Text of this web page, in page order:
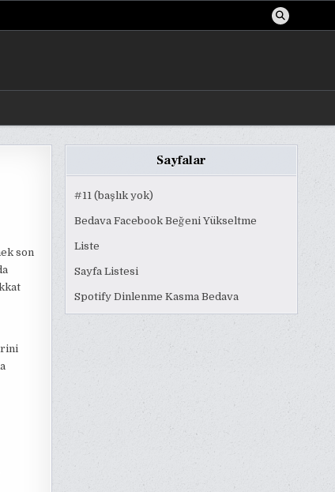
son
Sayfalar
#11 (başlık yok)
Bedava Facebook Beğeni Yükseltme
Liste
Sayfa Listesi
Spotify Dinlenme Kasma Bedava